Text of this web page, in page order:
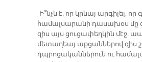
-Ի՞նչն է, որ կրնայ արգիլել,
համալսարանի դասախօս մը
զիս այս ցուցափեղկին մէջ,
մետաղեայ աքցաններով զիս
դպրոցականներուն ու